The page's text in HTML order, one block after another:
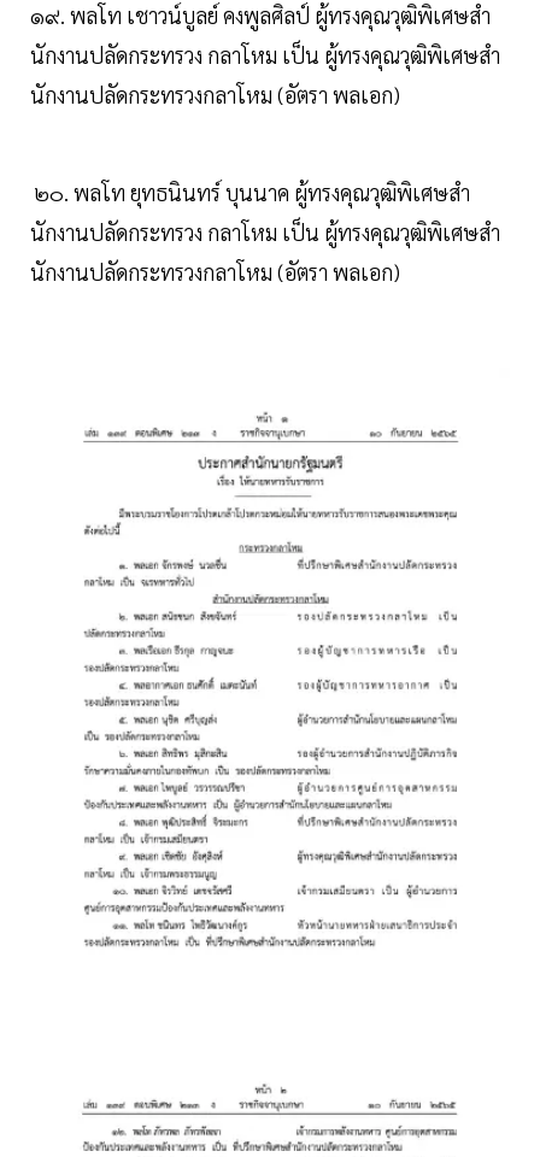
๑๙. พลโท เชาวน์บูลย์ คงพูลศิลป์ ผู้ทรงคุณวุฒิพิเศษสํา
นักงานปลัดกระทรวง กลาโหม เป็น ผู้ทรงคุณวุฒิพิเศษสํา
นักงานปลัดกระทรวงกลาโหม (อัตรา พลเอก)
๒๐. พลโท ยุทธนินทร์ บุนนาค ผู้ทรงคุณวุฒิพิเศษสํา
นักงานปลัดกระทรวง กลาโหม เป็น ผู้ทรงคุณวุฒิพิเศษสํา
นักงานปลัดกระทรวงกลาโหม (อัตรา พลเอก)